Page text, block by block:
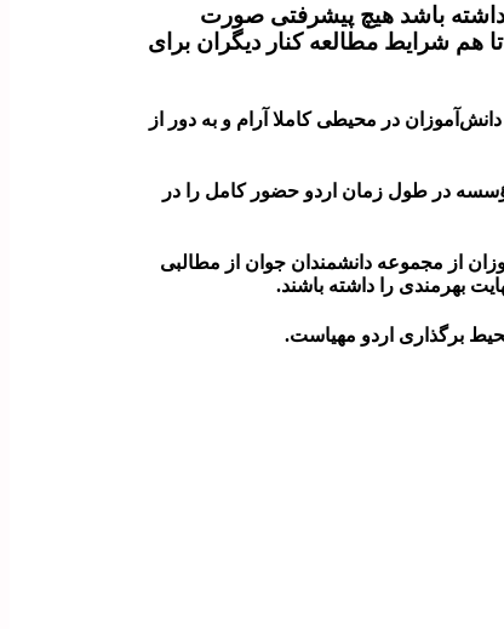
باشد هیچ پیشرفتی صورت
هم شرایط مطالعه کنار دیگران برای
در محیطی کاملا آرام و به دور از
و اساتید و مشاور مؤسسه در طول زمان اردو حضور کامل را در
از مجموعه دانشمندان جوان از مطالبی
بهرمندی را داشته باشند.
برگذاری اردو مهیاست.